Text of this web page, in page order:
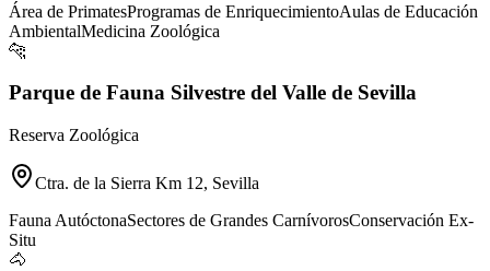
Área de PrimatesProgramas de EnriquecimientoAulas de Educación
AmbientalMedicina Zoológica
🐆
Parque de Fauna Silvestre del Valle de Sevilla
Reserva Zoológica
Ctra. de la Sierra Km 12, Sevilla
Fauna AutóctonaSectores de Grandes CarnívorosConservación Ex-
Situ
🐴